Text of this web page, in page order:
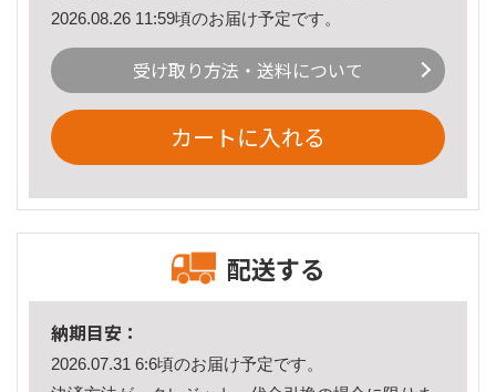
2026.08.26 11:59頃のお届け予定です。
受け取り方法・送料について
カートに入れる
配送する
納期目安：
2026.07.31 6:6頃のお届け予定です。